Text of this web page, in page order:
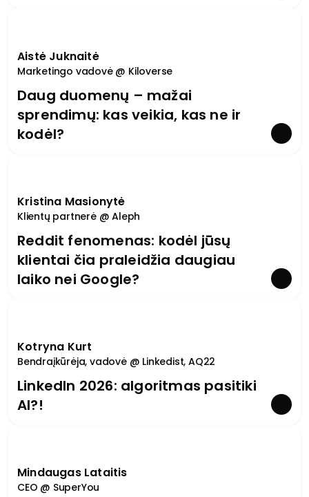
Aistė Juknaitė
Marketingo vadovė @ Kiloverse
Daug duomenų – mažai
sprendimų: kas veikia, kas ne ir
kodėl?
Kristina Masionytė
Klientų partnerė @ Aleph
Reddit fenomenas: kodėl jūsų
klientai čia praleidžia daugiau
laiko nei Google?
Kotryna Kurt
Bendraįkūrėja, vadovė @ Linkedist, AQ22
LinkedIn 2026: algoritmas pasitiki
AI?!
Mindaugas Lataitis
CEO @ SuperYou